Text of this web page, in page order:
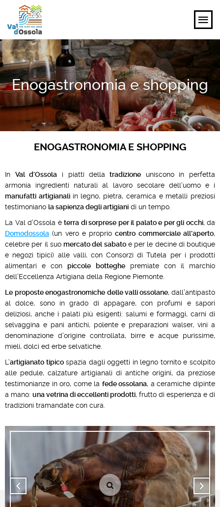
SCOPRI
VIVI
PIANIFICA
EVENTI E ISPIRAZIONI
Enogastronomia e shopping
ENOGASTRONOMIA E SHOPPING
In Val d’Ossola i piatti della tradizione uniscono in perfetta
armonia ingredienti naturali al lavoro secolare dell’uomo e i
manufatti artigianali in legno, pietra, ceramica e metalli preziosi
testimoniano la sapienza degli artigiani di un tempo.
La Val d’Ossola è terra di sorprese per il palato e per gli occhi, da
Domodossola (un vero e propriocentro commerciale all’aperto,
celebre per il suo mercato del sabatoe per le decine di boutique
e negozi tipici) alle valli, con Consorzi di Tutela per i prodotti
alimentari e con piccole botteghepremiate con il marchio
dell’Eccellenza Artigiana della Regione Piemonte.
Le proposte enogastronomiche delle valli ossolane, dall’antipasto
al dolce, sono in grado di appagare, con profumi e sapori
deliziosi, anche i palati più esigenti: salumi e formaggi, carni di
selvaggina e pani antichi, polente e preparazioni walser, vini a
denominazione d’origine controllata, birre e acque purissime,
mieli, dolci ed erbe selvatiche.
L’artigianato tipicospazia dagli oggetti in legno tornito e scolpito
alle pedule, calzature artigianali di antiche origini, da preziose
testimonianze in oro, come la fede ossolana, a ceramiche dipinte
a mano: una vetrina di eccellenti prodotti, frutto di esperienza e di
tradizioni tramandate con cura.